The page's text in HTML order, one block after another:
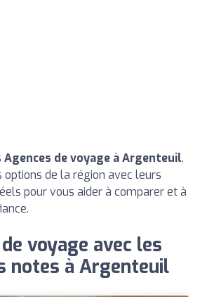
Agences de voyage à Argenteuil.
options de la région avec leurs
pour vous aider à comparer et à
voyage avec les
notes à Argenteuil